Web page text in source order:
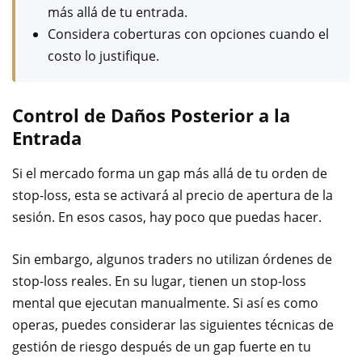
más allá de tu entrada.
Considera coberturas con opciones cuando el
costo lo justifique.
Control de Daños Posterior a la
Entrada
Si el mercado forma un gap más allá de tu orden de
stop-loss, esta se activará al precio de apertura de la
sesión. En esos casos, hay poco que puedas hacer.
Sin embargo, algunos traders no utilizan órdenes de
stop-loss reales. En su lugar, tienen un stop-loss
mental que ejecutan manualmente. Si así es como
operas, puedes considerar las siguientes técnicas de
gestión de riesgo después de un gap fuerte en tu